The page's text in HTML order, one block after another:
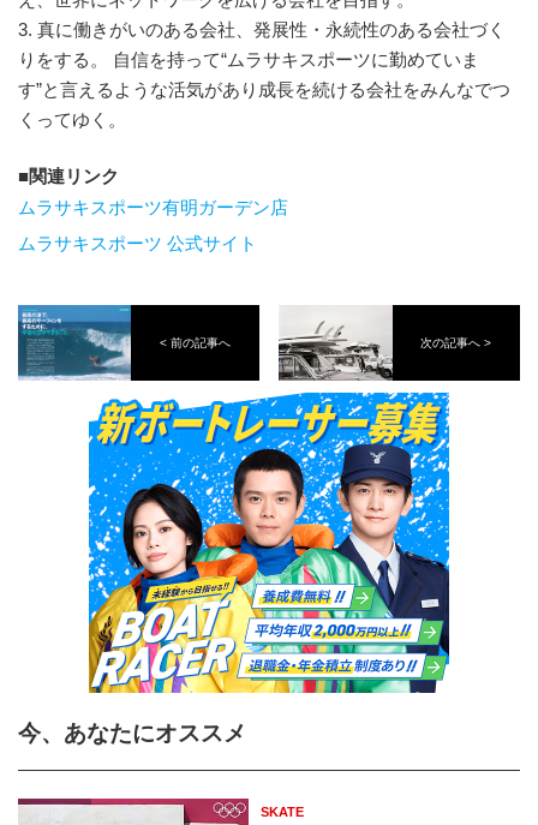
3. 真に働きがいのある会社、発展性・永続性のある会社づく
りをする。 自信を持って“ムラサキスポーツに勤めていま
す”と言えるような活気があり成長を続ける会社をみんなでつ
くってゆく。
関連リンク
ムラサキスポーツ有明ガーデン店
ムラサキスポーツ 公式サイト
< 前の記事へ 次の記事へ >
今、あなたにオススメ
SKATE